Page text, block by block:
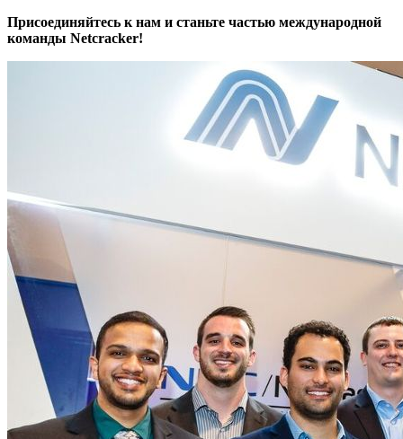
Присоединяйтесь к нам и станьте частью международной
команды Netcracker!